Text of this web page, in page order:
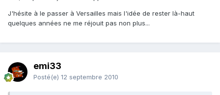
J'hésite à le passer à Versailles mais l'idée de rester là-haut
quelques années ne me réjouit pas non plus...
emi33
Posté(e) 12 septembre 2010